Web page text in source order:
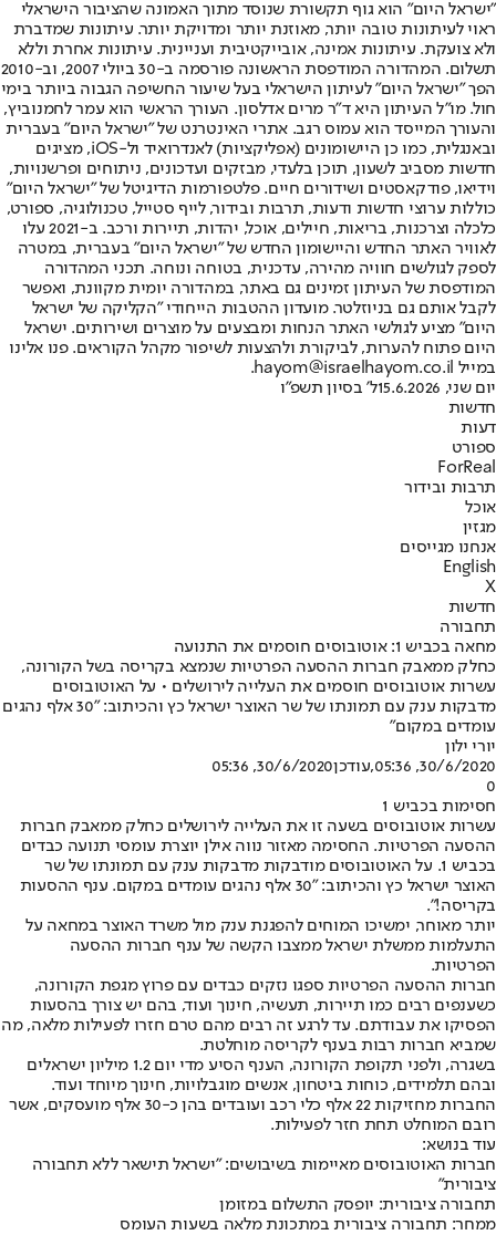
"ישראל היום" הוא גוף תקשורת שנוסד מתוך האמונה שהציבור הישראלי
ראוי לעיתונות טובה יותר, מאוזנת יותר ומדויקת יותר. עיתונות שמדברת
ולא צועקת. עיתונות אמינה, אובייקטיבית ועניינית. עיתונות אחרת וללא
תשלום. המהדורה המודפסת הראשונה פורסמה ב-30 ביולי 2007, וב-2010
הפך "ישראל היום" לעיתון הישראלי בעל שיעור החשיפה הגבוה ביותר בימי
חול. מו"ל העיתון היא ד"ר מרים אדלסון. העורך הראשי הוא עמר לחמנוביץ,
והעורך המייסד הוא עמוס רגב. אתרי האינטרנט של "ישראל היום" בעברית
ובאנגלית, כמו כן היישומונים (אפליקציות) לאנדרואיד ול-iOS, מציגים
חדשות מסביב לשעון, תוכן בלעדי, מבזקים ועדכונים, ניתוחים ופרשנויות,
וידיאו, פודקאסטים ושידורים חיים. פלטפורמות הדיגיטל של "ישראל היום"
כוללות ערוצי חדשות ודעות, תרבות ובידור, לייף סטייל, טכנולוגיה, ספורט,
כלכלה וצרכנות, בריאות, חיילים, אוכל, יהדות, תיירות ורכב. ב-2021 עלו
לאוויר האתר החדש והיישומון החדש של "ישראל היום" בעברית, במטרה
לספק לגולשים חוויה מהירה, עדכנית, בטוחה ונוחה. תכני המהדורה
המודפסת של העיתון זמינים גם באתר, במהדורה יומית מקוונת, ואפשר
לקבל אותם גם בניוזלטר. מועדון ההטבות הייחודי "הקליקה של ישראל
היום" מציע לגולשי האתר הנחות ומבצעים על מוצרים ושירותים. ישראל
היום פתוח להערות, לביקורת ולהצעות לשיפור מקהל הקוראים. פנו אלינו
במייל hayom@israelhayom.co.il.
יום שני, 15.6.2026
ל' בסיון תשפ"ו
חדשות
דעות
ספורט
ForReal
תרבות ובידור
אוכל
מגזין
אנחנו מגייסים
English
X
חדשות
תחבורה
מחאה בכביש 1: אוטובוסים חוסמים את התנועה
כחלק ממאבק חברות ההסעה הפרטיות שנמצא בקריסה בשל הקורונה,
עשרות אוטובוסים חוסמים את העלייה לירושלים • על האוטובוסים
מדבקות ענק עם תמונתו של שר האוצר ישראל כץ והכיתוב: "30 אלף נהגים
עומדים במקום"
יורי ילון
30/6/2020, 05:36
,עודכן30/6/2020, 05:36
0
חסימות בכביש 1
עשרות אוטובוסים בשעה זו את העלייה לירושלים כחלק ממאבק חברות
ההסעה הפרטיות. החסימה מאזור נווה אילן יוצרת עומסי תנועה כבדים
בכביש 1. על האוטובוסים מודבקות מדבקות ענק עם תמונתו של שר
האוצר ישראל כץ והכיתוב: "30 אלף נהגים עומדים במקום. ענף ההסעות
בקריסה!".
יותר מאוחר, ימשיכו המוחים להפגנת ענק מול משרד האוצר במחאה על
התעלמות ממשלת ישראל ממצבו הקשה של ענף חברות ההסעה
הפרטיות.
חברות ההסעה הפרטיות ספגו נזקים כבדים עם פרוץ מגפת הקורונה,
כשענפים רבים כמו תיירות, תעשיה, חינוך ועוד, בהם יש צורך בהסעות
הפסיקו את עבודתם. עד לרגע זה רבים מהם טרם חזרו לפעילות מלאה, מה
שמביא חברות רבות בענף לקריסה מוחלטת.
בשגרה, ולפני תקופת הקורונה, הענף הסיע מדי יום 1.2 מיליון ישראלים
ובהם תלמידים, כוחות ביטחון, אנשים מוגבלויות, חינוך מיוחד ועוד.
החברות מחזיקות 22 אלף כלי רכב ועובדים בהן כ-30 אלף מועסקים, אשר
רובם המוחלט תחת חזר לפעילות.
עוד בנושא:
חברות האוטובוסים מאיימות בשיבושים: "ישראל תישאר ללא תחבורה
ציבורית"
תחבורה ציבורית: יופסק התשלום במזומן
ממחר: תחבורה ציבורית במתכונת מלאה בשעות העומס